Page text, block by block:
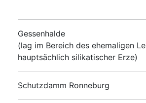
Gessenhalde
(lag im Bereich des ehemaligen
hauptsächlich silikatischer Erze)
Schutzdamm Ronneburg